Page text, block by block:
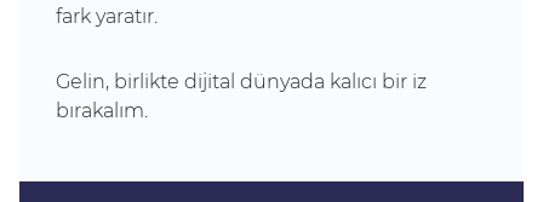
fark yaratır.
Gelin, birlikte dijital dünyada kalıcı bir iz
bırakalım.